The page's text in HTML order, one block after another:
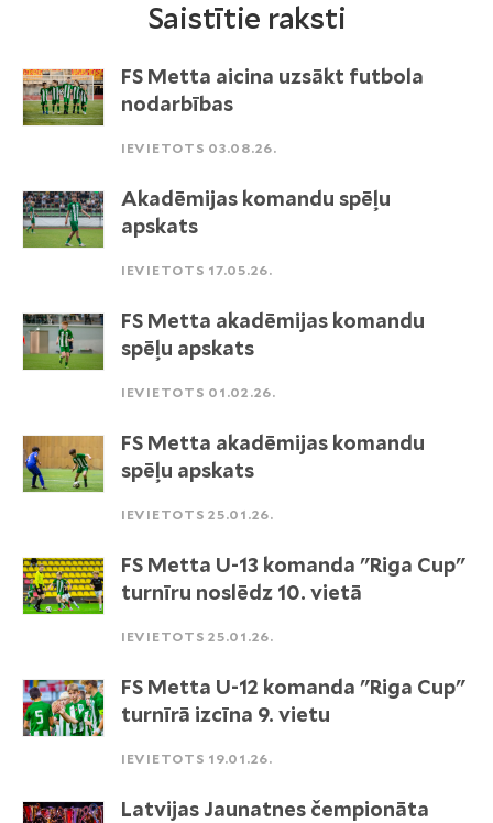
Saistītie raksti
FS Metta aicina uzsākt futbola
nodarbības
IEVIETOTS 03.08.26.
Akadēmijas komandu spēļu
apskats
IEVIETOTS 17.05.26.
FS Metta akadēmijas komandu
spēļu apskats
IEVIETOTS 01.02.26.
FS Metta akadēmijas komandu
spēļu apskats
IEVIETOTS 25.01.26.
FS Metta U-13 komanda "Riga Cup"
turnīru noslēdz 10. vietā
IEVIETOTS 25.01.26.
FS Metta U-12 komanda "Riga Cup"
turnīrā izcīna 9. vietu
IEVIETOTS 19.01.26.
Latvijas Jaunatnes čempionāta